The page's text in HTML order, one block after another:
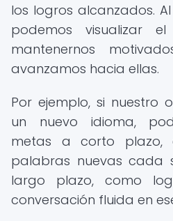
los logros alcanzados.
podemos visualizar
mantenernos
avanzamos hacia ellas.
Por ejemplo, si nuestro
un nuevo idioma,
metas a corto plazo,
palabras nuevas cada
largo plazo, como
conversación fluida en